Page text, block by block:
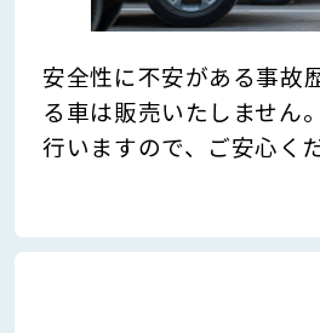
安全性に不安がある事故
る車は販売いたしません
行いますので、ご安心く